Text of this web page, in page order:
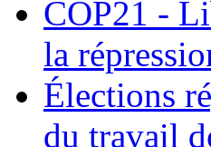
COP21 -
la
Élections
du travail